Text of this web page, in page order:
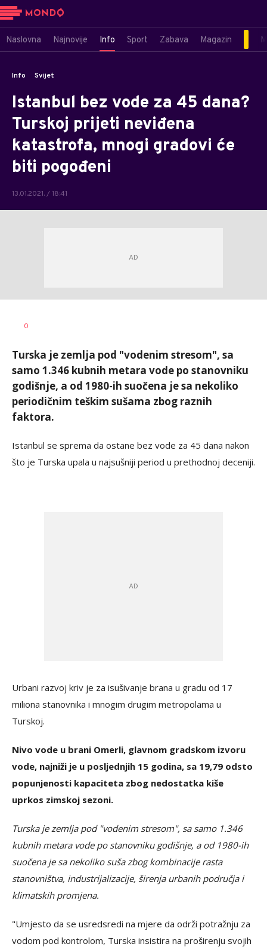
Naslovna Najnovije Info Sport Zabava Magazin
Info Svijet
Istanbul bez vode za 45 dana?
Turskoj prijeti neviđena
katastrofa, mnogi gradovi će
biti pogođeni
13.01.2021. / 18:41
AUTOR
0
Turska je zemlja pod "vodenim stresom", sa
samo 1.346 kubnih metara vode po stanovniku
godišnje, a od 1980-ih suočena je sa nekoliko
periodičnim teškim sušama zbog raznih
faktora.
Istanbul se sprema da ostane bez vode za 45 dana nakon
što je Turska upala u najsušniji period u prethodnoj deceniji.
Urbani razvoj kriv je za isušivanje brana u gradu od 17
miliona stanovnika i mnogim drugim metropolama u
Turskoj.
Nivo vode u brani Omerli, glavnom gradskom izvoru
vode, najniži je u posljednjih 15 godina, sa 19,79 odsto
popunjenosti kapaciteta zbog nedostatka kiše
uprkos zimskoj sezoni.
Turska je zemlja pod "vodenim stresom", sa samo 1.346
kubnih metara vode po stanovniku godišnje, a od 1980-ih
suočena je sa nekoliko suša zbog kombinacije rasta
stanovništva, industrijalizacije, širenja urbanih područja i
klimatskih promjena.
"Umjesto da se usredsredi na mjere da održi potražnju za
vodom pod kontrolom, Turska insistira na proširenju svojih